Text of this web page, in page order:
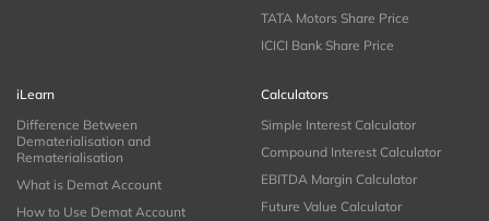
TATA Motors Share Price
ICICI Bank Share Price
iLearn
Difference Between
Dematerialisation and
Rematerialisation
What is Demat Account
How to Use Demat Account
Calculators
Simple Interest Calculator
Compound Interest Calculator
EBITDA Margin Calculator
Future Value Calculator